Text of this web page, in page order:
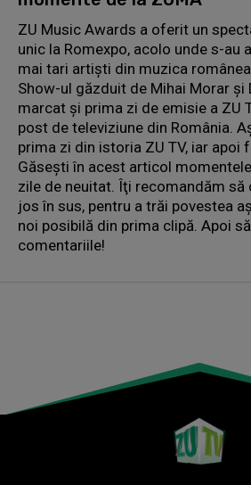
ZU Music Awards a oferit un
unic la Romexpo, acolo unde s-au
mai tari artişti din muzica
Show-ul găzduit de Mihai Morar şi
marcat şi prima zi de emisie a ZU
post de televiziune din România.
prima zi din istoria ZU TV, iar apoi
Găseşti în acest articol
zile de neuitat. Îţi recomandăm
jos în sus, pentru a trăi povestea
noi posibilă din prima clipă. Apoi
comentariile!